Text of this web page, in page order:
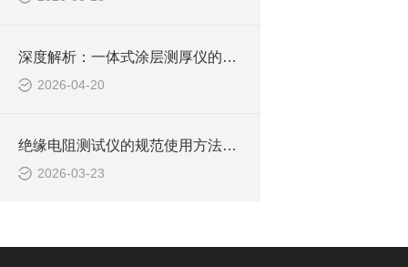
深度解析：一体式涂层测厚仪的正确使用方法全攻略
2026-04-20
绝缘电阻测试仪的规范使用方法详解
2026-03-23